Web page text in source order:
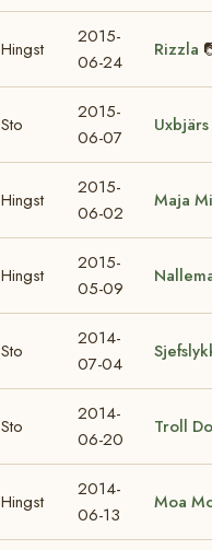
Hingst
2015-
06-24
Rizzla
Sto
2015-
06-07
Hingst
2015-
06-02
Maja Mi
Hingst
2015-
05-09
Sto
2014-
07-04
Sto
2014-
06-20
Troll
Hingst
2014-
06-13
Moa